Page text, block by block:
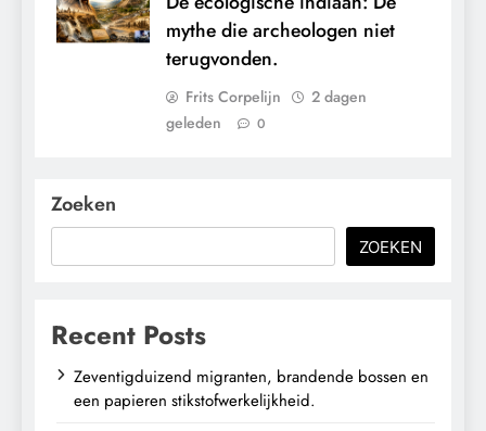
mythe die archeologen niet
terugvonden.
Frits Corpelijn
2 dagen
geleden
0
Zoeken
ZOEKEN
Recent Posts
Zeventigduizend migranten, brandende bossen en
een papieren stikstofwerkelijkheid.